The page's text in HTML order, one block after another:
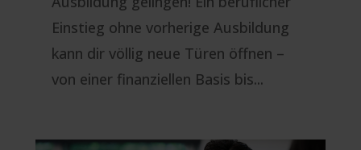
Einstieg ohne vorherige Ausbildung
kann dir völlig neue Türen öffnen –
von einer finanziellen Basis bis...